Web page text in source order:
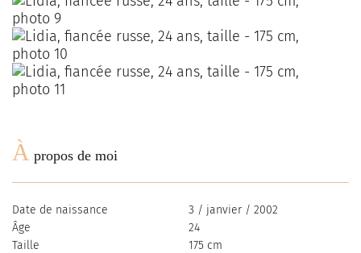
À propos de moi
Date de naissance
3 / janvier / 2002
Âge
24
Taille
175 cm